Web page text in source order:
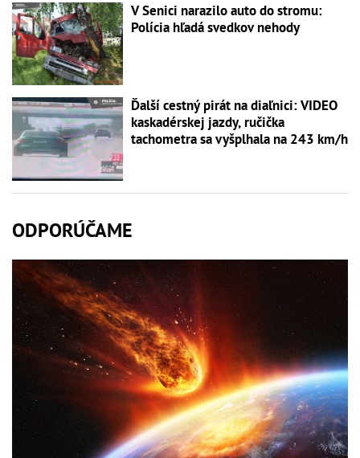
V Senici narazilo auto do stromu:
Polícia hľadá svedkov nehody
Ďalší cestný pirát na diaľnici: VIDEO
kaskadérskej jazdy, ručička
tachometra sa vyšplhala na 243 km/h
ODPORÚČAME